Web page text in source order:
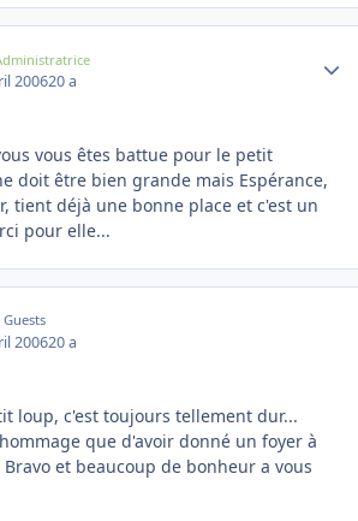
200620 a
vous êtes battue pour le petit
doit être bien grande mais Espérance,
tient déjà une bonne place et c'est un
pour elle...
Guests
200620 a
loup, c'est toujours tellement dur...
que d'avoir donné un foyer à
Bravo et beaucoup de bonheur a vous